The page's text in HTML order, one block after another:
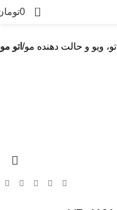
0
0
اتو، ویو و حالت دهنده مو اتو مو